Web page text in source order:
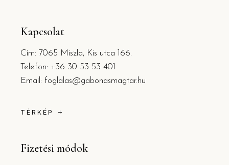
Kapcsolat
Cím: 7065 Miszla, Kis utca 166.
Telefon: +36 30 53 53 401
Email: foglalas@gabonasmagtar.hu
TÉRKÉP
Fizetési módok